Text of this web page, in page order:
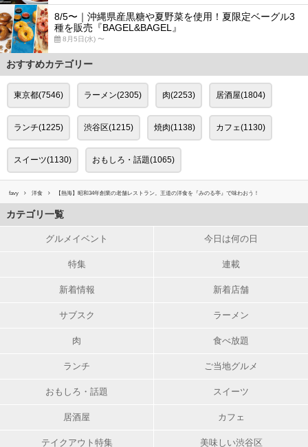
8/5〜｜沖縄県産黒糖や夏野菜を使用！夏限定ベーグル3
種を販売『BAGEL&BAGEL』
8月5日(水) 〜
おすすめカテゴリー
東京都(7546) ラーメン(2305) 肉(2253) 居酒屋(1804)
ランチ(1225) 渋谷区(1215) 焼肉(1138) カフェ(1130)
スイーツ(1130) おもしろ・話題(1065)
favy 洋食 【熱海】昭和34年創業の老舗レストラン。王道の洋食を『みのる亭』で味わおう！
カテゴリ一覧
グルメイベント 今日は何の日
特集 連載
新着情報 新着店舗
サブスク ラーメン
肉 食べ放題
ランチ ご当地グルメ
おもしろ・話題 スイーツ
居酒屋 カフェ
テイクアウト特集 美味しい渋谷区